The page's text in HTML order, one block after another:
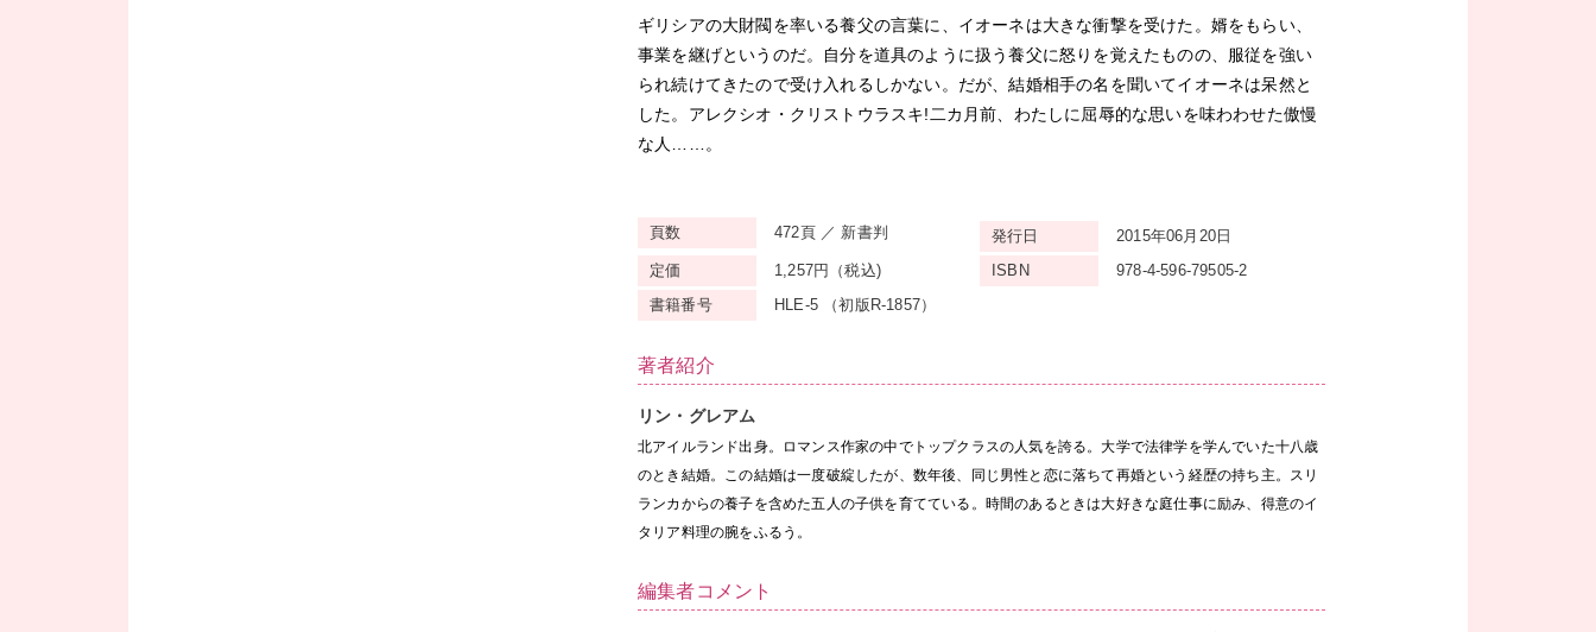
ギリシアの大財閥を率いる養父の言葉に、イオーネは大きな衝撃を受けた。婿をもらい、
事業を継げというのだ。自分を道具のように扱う養父に怒りを覚えたものの、服従を強い
られ続けてきたので受け入れるしかない。だが、結婚相手の名を聞いてイオーネは呆然と
した。アレクシオ・クリストウラスキ!二カ月前、わたしに屈辱的な思いを味わわせた傲慢
な人……。
頁数 472頁 ／ 新書判 発行日
2015年06月20日
定価
1,257円（税込) ISBN
978-4-596-79505-2
書籍番号
HLE-5 （初版R-1857）
著者紹介
リン・グレアム
北アイルランド出身。ロマンス作家の中でトップクラスの人気を誇る。大学で法律学を学んでいた十八歳
のとき結婚。この結婚は一度破綻したが、数年後、同じ男性と恋に落ちて再婚という経歴の持ち主。スリ
ランカからの養子を含めた五人の子供を育てている。時間のあるときは大好きな庭仕事に励み、得意のイ
タリア料理の腕をふるう。
編集者コメント